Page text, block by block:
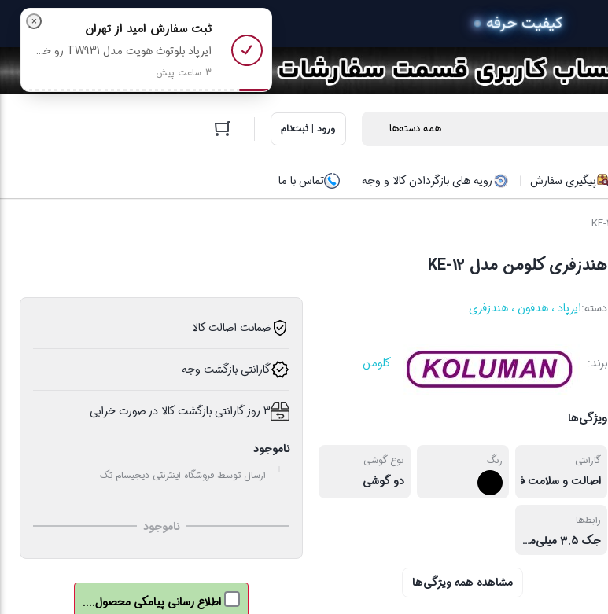
ورود | ثبت‌نام
پیگیری سفارش رویه های بازگردادن کالا و وجه تماس با ما
هندزفری کلومن مدل KE-12
دسته:ایرپاد ، هدفون ، هندزفری
برند: کلومن
ویژگی‌ها
گارانتی
اصالت و سلامت فیزیکی کالا
رنگ نوع گوشی
دو گوشی
رابط‌ها
جک 3.5 میلی‌متری صدا
مشاهده همه ویژگی‌ها
ضمانت اصالت کالا
گارانتی بازگشت وجه
3 روز گارانتی بازگشت کالا در صورت خرابی
ناموجود
ارسال توسط فروشگاه اینترنتی دیجیسام تِک
ناموجود
اطلاع رسانی پیامکی محصول....
خرید × ثبت سفارش امید از تهران